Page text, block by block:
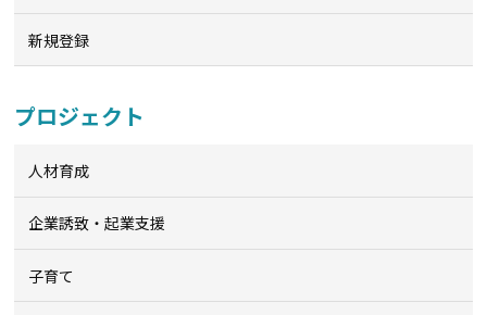
新規登録
プロジェクト
人材育成
企業誘致・起業支援
子育て